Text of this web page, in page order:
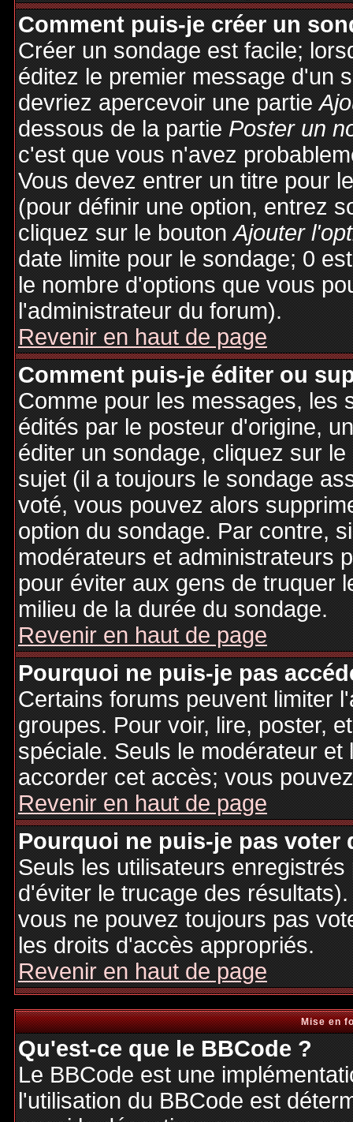
Comment puis-je créer un
Créer un sondage est facile;
éditez le premier message d'un
devriez apercevoir une partie
dessous de la partiePoster un
c'est que vous n'avez
Vous devez entrer un titre pour
(pour définir une option, entrez
cliquez sur le boutonAjouter
date limite pour le sondage; 0
le nombre d'options que vous
l'administrateur du forum).
Revenir en haut de page
Comment puis-je éditer ou
Comme pour les messages, les
édités par le posteur d'origine,
éditer un sondage, cliquez sur
sujet (il a toujours le sondage
voté, vous pouvez alors
option du sondage. Par contre,
modérateurs et administrateurs
pour éviter aux gens de truquer
milieu de la durée du sondage.
Revenir en haut de page
Pourquoi ne puis-je pas
Certains forums peuvent limiter
groupes. Pour voir, lire, poster,
spéciale. Seuls le modérateur
accorder cet accès; vous
Revenir en haut de page
Pourquoi ne puis-je pas voter
Seuls les utilisateurs
d'éviter le trucage des
vous ne pouvez toujours pas
les droits d'accès appropriés.
Revenir en haut de page
Mise en
Qu'est-ce que le BBCode ?
Le BBCode est une
l'utilisation du BBCode est